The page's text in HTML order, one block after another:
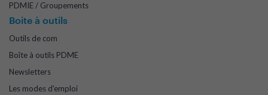
PDMIE / Groupements
Boite à outils
Outils de com
Boîte à outils PDME
Newsletters
Les modes d'emploi